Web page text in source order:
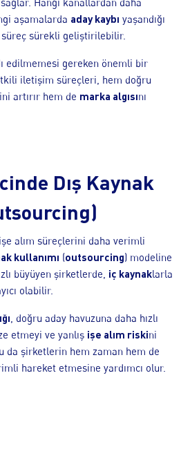
aşamalarda aday kaybı yaşandığı
sürekli geliştirilebilir.
edilmemesi gereken önemli bir
iletişim süreçleri, hem doğru
artırır hem de marka algısını
Dış Kaynak
alım süreçlerini daha verimli
kullanımı (outsourcing) modeline
büyüyen şirketlerde, iç kaynaklarla
olabilir.
, doğru aday havuzuna daha hızlı
etmeyi ve yanlış işe alım riskini
da şirketlerin hem zaman hem de
hareket etmesine yardımcı olur.